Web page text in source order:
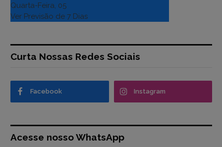
Quarta-Feira, 05
Ver Previsão de 7 Dias
Curta Nossas Redes Sociais
Facebook Instagram
Acesse nosso WhatsApp